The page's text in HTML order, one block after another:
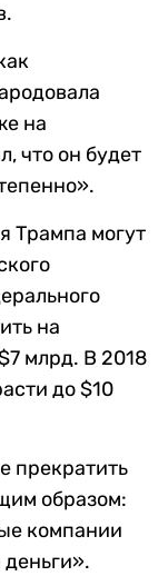
на
что он будет
Трампа могут
на
млрд. В 2018
до $10
прекратить
образом:
компании